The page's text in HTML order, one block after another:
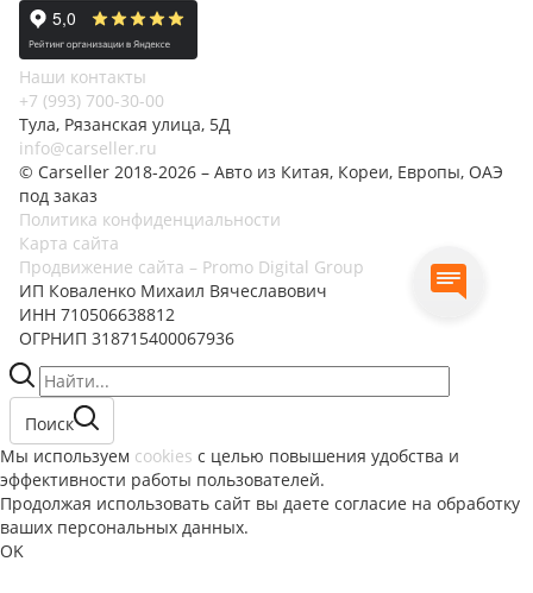
Наши контакты
+7 (993) 700-30-00
Тула, Рязанская улица, 5Д
info@carseller.ru
© Carseller 2018-2026 – Авто из Китая, Кореи, Европы, ОАЭ
под заказ
Политика конфиденциальности
Карта сайта
Продвижение сайта – Promo Digital Group
ИП Коваленко Михаил Вячеславович
ИНН 710506638812
ОГРНИП 318715400067936
Поиск
Мы используем cookies с целью повышения удобства и
эффективности работы пользователей.
Продолжая использовать сайт вы даете согласие на обработку
ваших персональных данных.
OK